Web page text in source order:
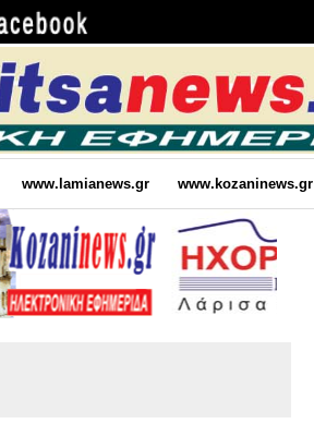
www.lamianews.gr www.kozaninews.gr